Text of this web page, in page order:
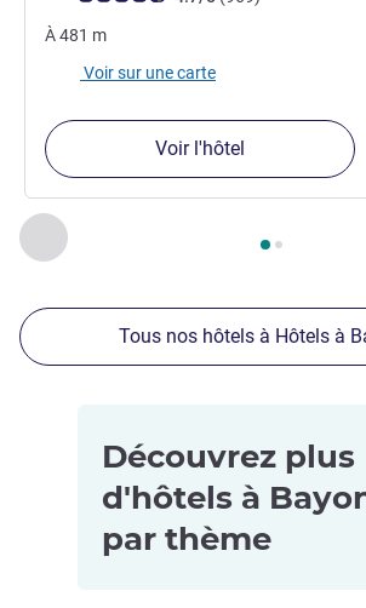
Précédent - Nos autres
Page , Nos autres
À481 m
Voir sur une carte
Voir l'hôtel
Tous nos hôtels à Hôtels à
Découvrez plus
d'hôtels à
par thème